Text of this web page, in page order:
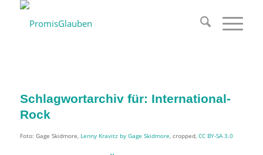
Schlagwortarchiv für: International-
Rock
Foto: Gage Skidmore, Lenny Kravitz by Gage Skidmore , cropped, CC BY-SA 3.0